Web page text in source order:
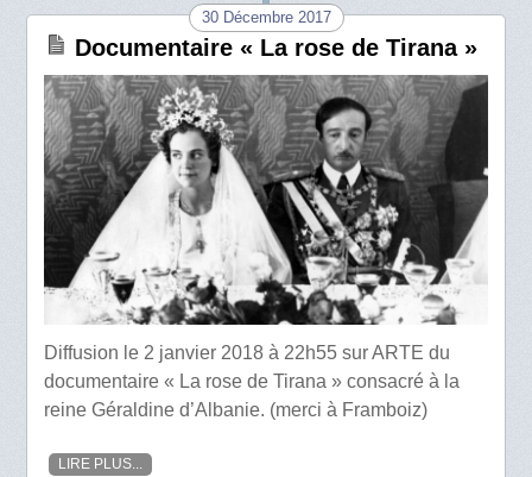
30 Décembre 2017
Documentaire « La rose de Tirana »
Diffusion le 2 janvier 2018 à 22h55 sur ARTE du
documentaire « La rose de Tirana » consacré à la
reine Géraldine d’Albanie. (merci à Framboiz)
LIRE PLUS...